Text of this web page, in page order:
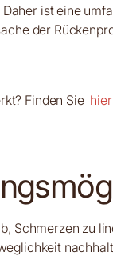
ist eine
der
Finden Sie hier
Schmerzen zu